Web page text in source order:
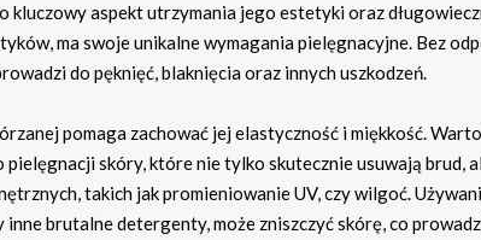
kluczowy aspekt utrzymania jego estetyki oraz
ma swoje unikalne wymagania pielęgnacyjne. Bez
do pęknięć, blaknięcia oraz innych uszkodzeń.
pomaga zachować jej elastyczność i miękkość.
skóry, które nie tylko skutecznie usuwają brud,
takich jak promieniowanie UV, czy wilgoć.
brutalne detergenty, może zniszczyć skórę, co